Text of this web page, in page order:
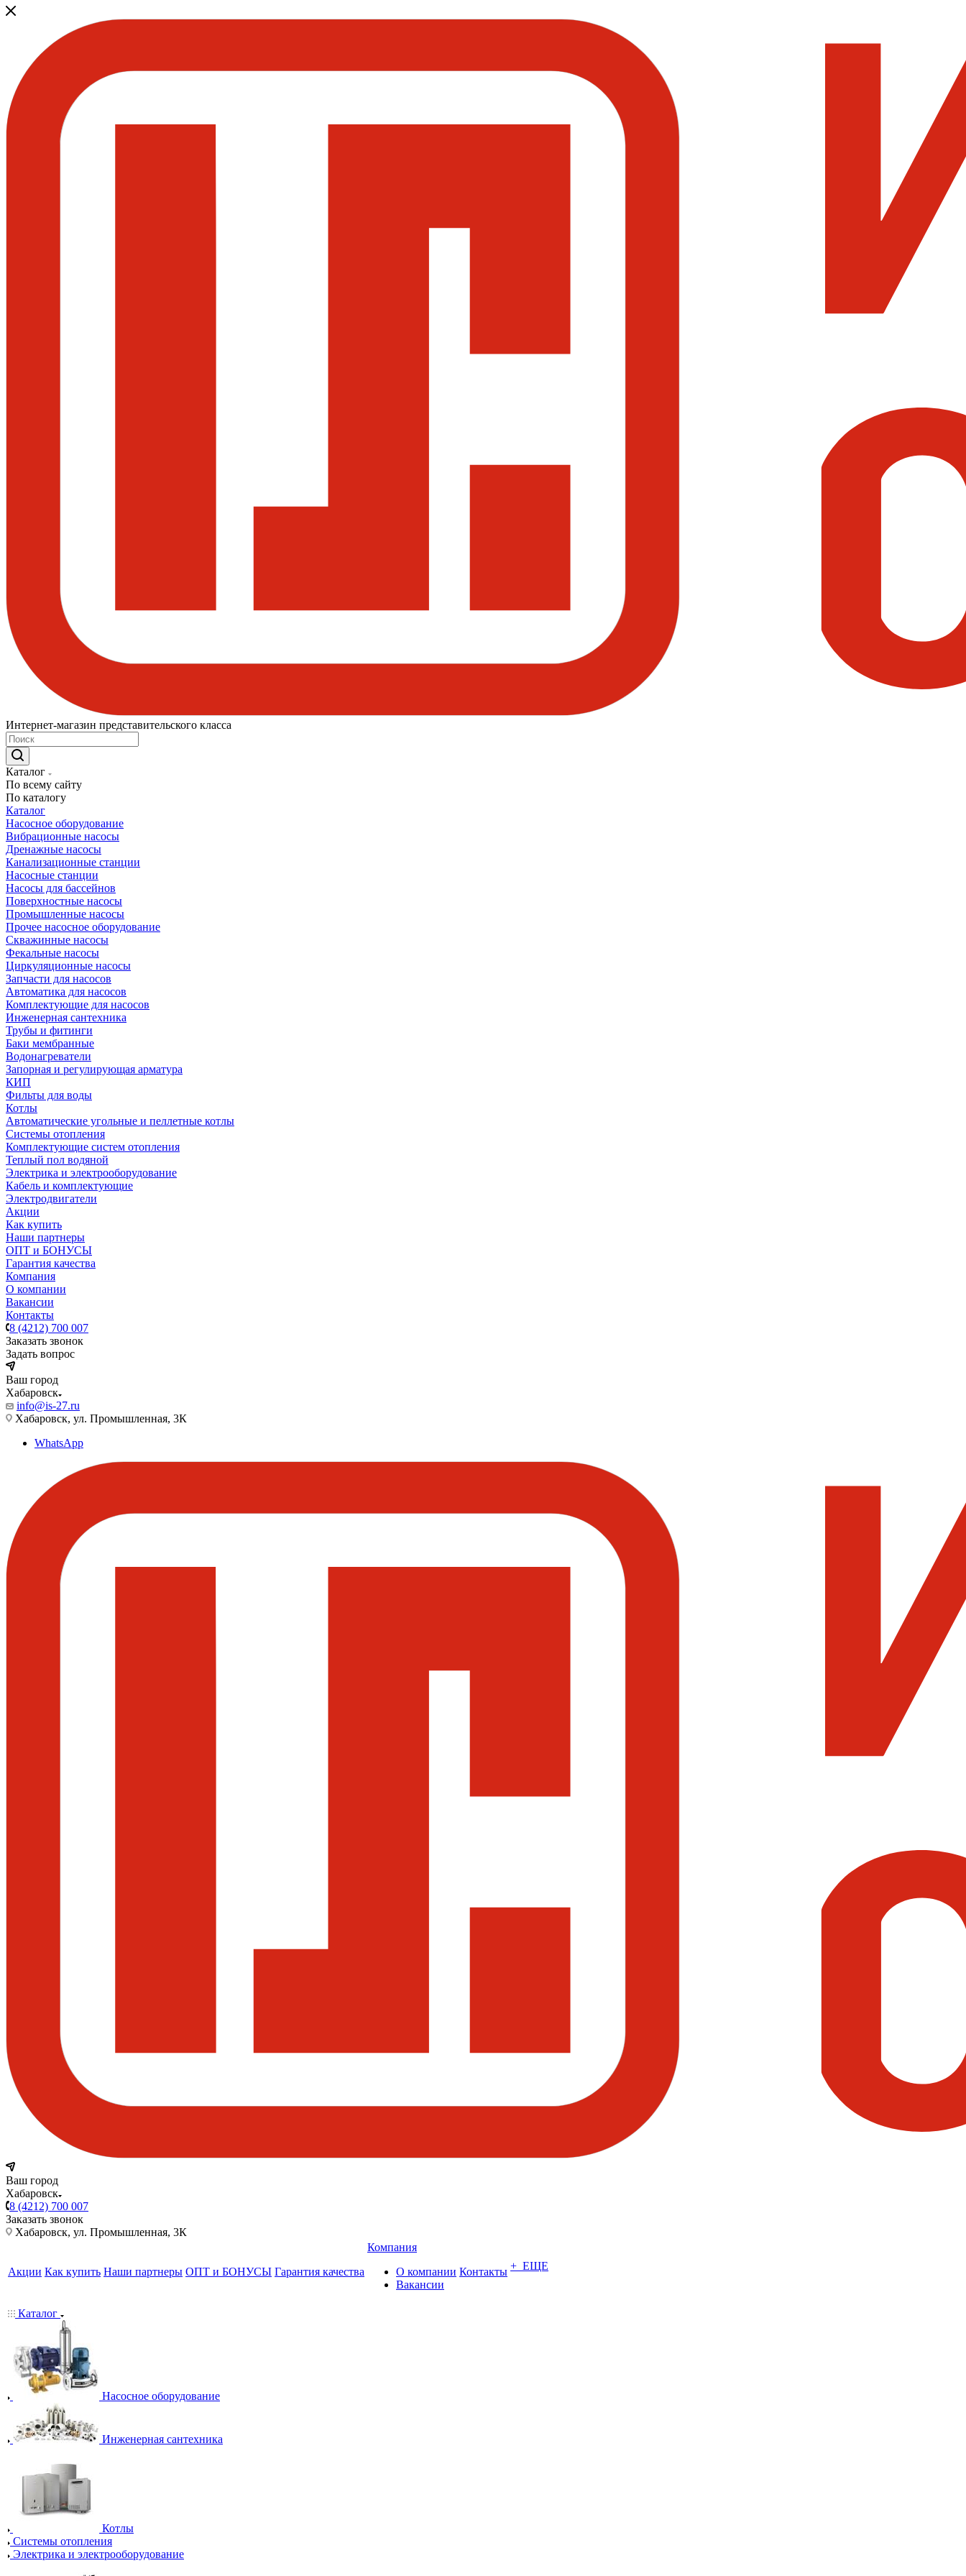
Интернет-магазин представительского класса
Каталог
По всему сайту
По каталогу
Каталог
Насосное оборудование
Вибрационные насосы
Дренажные насосы
Канализационные станции
Насосные станции
Насосы для бассейнов
Поверхностные насосы
Промышленные насосы
Прочее насосное оборудование
Скважинные насосы
Фекальные насосы
Циркуляционные насосы
Запчасти для насосов
Автоматика для насосов
Комплектующие для насосов
Инженерная сантехника
Трубы и фитинги
Баки мембранные
Водонагреватели
Запорная и регулирующая арматура
КИП
Фильты для воды
Котлы
Автоматические угольные и пеллетные котлы
Системы отопления
Комплектующие систем отопления
Теплый пол водяной
Электрика и электрооборудование
Кабель и комплектующие
Электродвигатели
Акции
Как купить
Наши партнеры
ОПТ и БОНУСЫ
Гарантия качества
Компания
О компании
Вакансии
Контакты
8 (4212) 700 007
Заказать звонок
Задать вопрос
Ваш город
Хабаровск
info@is-27.ru
Хабаровск, ул. Промышленная, 3К
WhatsApp
Ваш город
Хабаровск
8 (4212) 700 007
Заказать звонок
Хабаровск, ул. Промышленная, 3К
Акции Как купить Наши партнеры ОПТ и БОНУСЫ Гарантия качества
Компания
О компании
Вакансии
Контакты + ЕЩЕ
Каталог
Насосное оборудование
Инженерная сантехника
Котлы
Системы отопления
Электрика и электрооборудование